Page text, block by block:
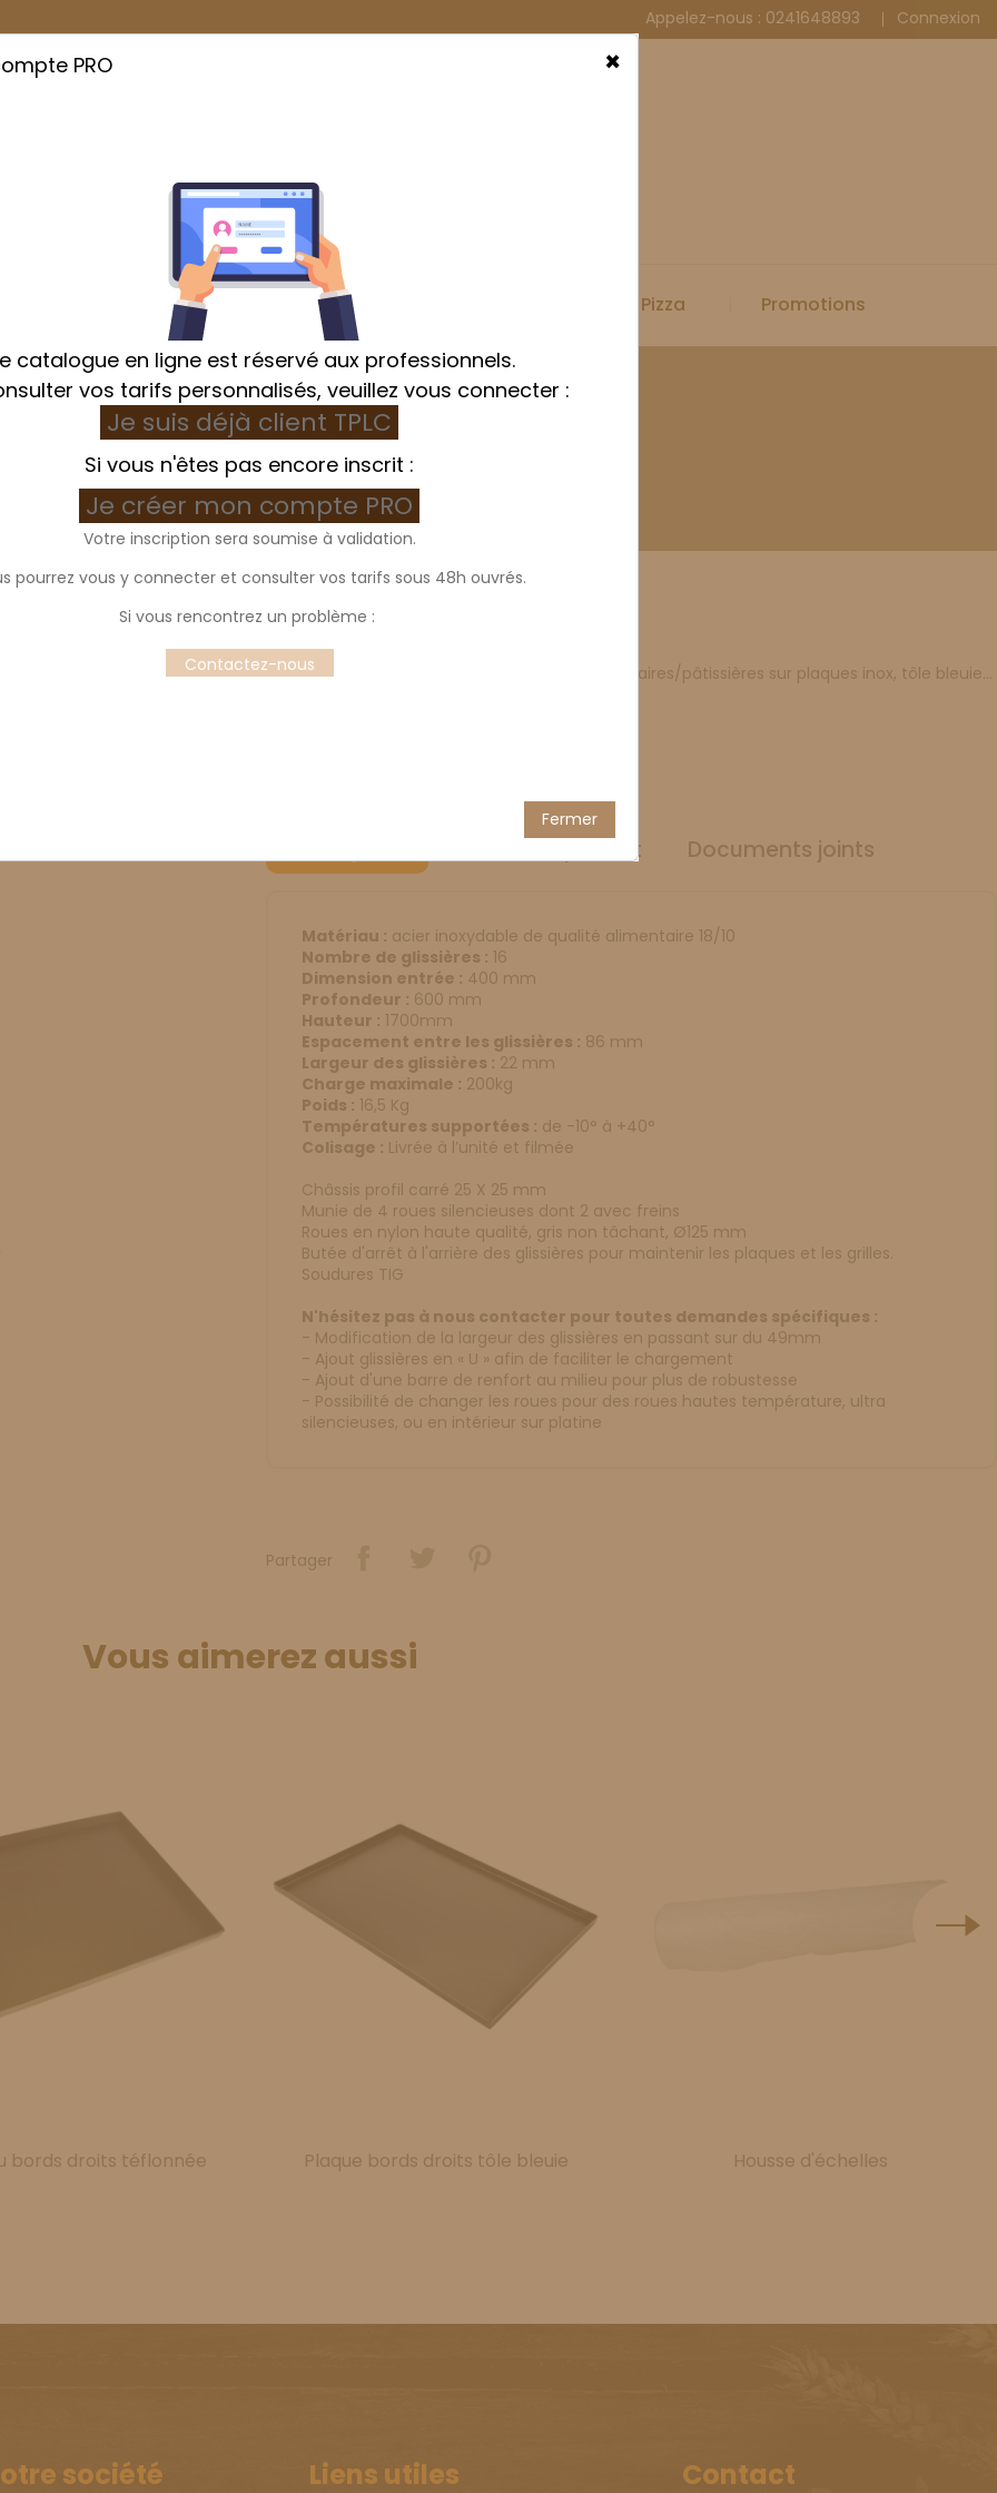
Appelez-nous : 0241648893 Connexion
Emballage Hygiène et Textile Spécial Pizza Promotions
Echelle et chariot de stockage Echelle 16 niveaux E400x600
Echelle 16 niveaux E400x600
Echelle pâtissière 400x600, 16 glissières
Idéal pour le stockage de vos préparations culinaires/pâtissières sur plaques inox, tôle bleuie...
Détails du produit Documents joints
Matériau : acier inoxydable de qualité alimentaire 18/10
Nombre de glissières : 16
Dimension entrée : 400 mm
Profondeur : 600 mm
Hauteur : 1700mm
Espacement entre les glissières : 86 mm
Largeur des glissières : 22 mm
Charge maximale : 200kg
Poids : 16,5 Kg
Températures supportées : de -10° à +40°
Colisage : Livrée à l’unité et filmée
Châssis profil carré 25 X 25 mm
Munie de 4 roues silencieuses dont 2 avec freins
Roues en nylon haute qualité, gris non tâchant, Ø125 mm
Butée d'arrêt à l'arrière des glissières pour maintenir les plaques et les grilles.
Soudures TIG
N'hésitez pas à nous contacter pour toutes demandes spécifiques :
- Modification de la largeur des glissières en passant sur du 49mm
- Ajout glissières en « U » afin de faciliter le chargement
- Ajout d'une barre de renfort au milieu pour plus de robustesse
- Possibilité de changer les roues pour des roues hautes température, ultra
silencieuses, ou en intérieur sur platine
Partager
Vous aimerez aussi
bords droits téflonnée Plaque bords droits tôle bleuie Housse d'échelles
société Liens utiles Contact
×
PRO
catalogue en ligne est réservé aux professionnels.
vos tarifs personnalisés, veuillez vous connecter :
Je suis déjà client TPLC
Si vous n'êtes pas encore inscrit :
Je créer mon compte PRO
Votre inscription sera soumise à validation.
pourrez vous y connecter et consulter vos tarifs sous 48h ouvrés.
Si vous rencontrez un problème :
Contactez-nous
Fermer